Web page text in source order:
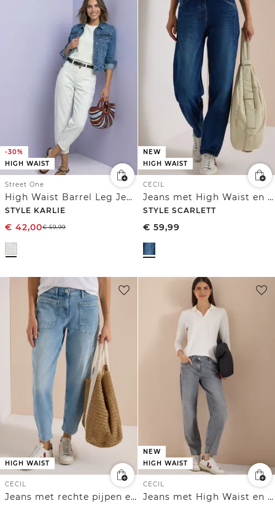
-30%
HIGH WAIST
Street One
High Waist Barrel Leg Jeans in Loose Fit
STYLE KARLIE
€ 42,00€59,99
NEW
HIGH WAIST
CECIL
Jeans met High Waist en wijd uitlopende pijpen in een Loose Fit-pasvorm
STYLE SCARLETT
€ 59,99
HIGH WAIST
CECIL
Jeans met rechte pijpen en opgezette zakken
NEW
HIGH WAIST
CECIL
Jeans met High Waist en wijd uitlopende pijpen in een Loose Fit-pasvorm